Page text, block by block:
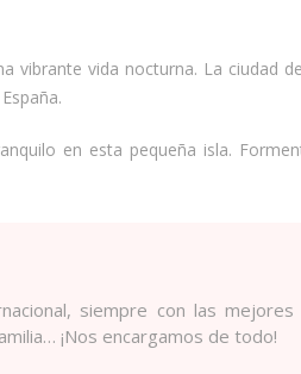
vibrante vida nocturna. La ciudad
en esta pequeña isla.
siempre con las
¡Nos encargamos de todo!